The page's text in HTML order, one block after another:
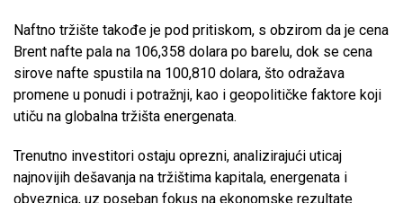
Naftno tržište takođe je pod pritiskom, s obzirom da je cena
Brent nafte pala na 106,358 dolara po barelu, dok se cena
sirove nafte spustila na 100,810 dolara, što odražava
promene u ponudi i potražnji, kao i geopolitičke faktore koji
utiču na globalna tržišta energenata.
Trenutno investitori ostaju oprezni, analizirajući uticaj
najnovijih dešavanja na tržištima kapitala, energenata i
obveznica, uz poseban fokus na ekonomske rezultate